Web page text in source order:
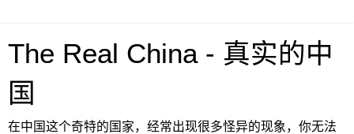
The Real China - 真实的中
国
在中国这个奇特的国家，经常出现很多怪异的现象，你无法